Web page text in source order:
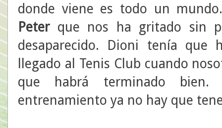
donde viene es todo un
Peter que nos ha gritado sin
desaparecido. Dioni tenía
llegado al Tenis Club cuando
que habrá terminado
entrenamiento ya no hay que